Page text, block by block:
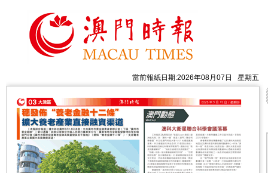
當前報紙日期:2026年08月07日 星期五